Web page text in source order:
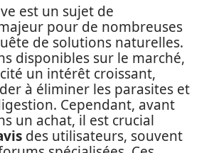
est un sujet de
pour de nombreuses
de solutions naturelles.
disponibles sur le marché,
un intérêt croissant,
à éliminer les parasites et
Cependant, avant
un achat, il est crucial
des utilisateurs, souvent